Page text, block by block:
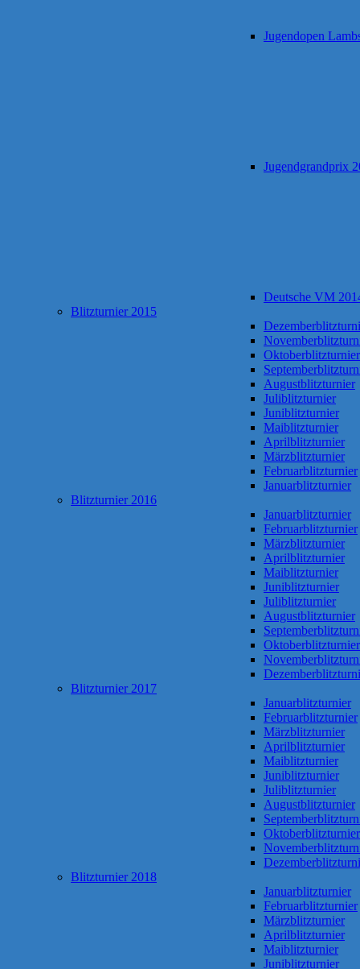
Jugendopen
Jugendgrandprix
Deutsche VM
Blitzturnier 2015
Oktoberblitzturnier
Augustblitzturnier
Juliblitzturnier
Juniblitzturnier
Maiblitzturnier
Aprilblitzturnier
Märzblitzturnier
Februarblitzturnier
Januarblitzturnier
Blitzturnier 2016
Januarblitzturnier
Februarblitzturnier
Märzblitzturnier
Aprilblitzturnier
Maiblitzturnier
Juniblitzturnier
Juliblitzturnier
Augustblitzturnier
Oktoberblitzturnier
Blitzturnier 2017
Januarblitzturnier
Februarblitzturnier
Märzblitzturnier
Aprilblitzturnier
Maiblitzturnier
Juniblitzturnier
Juliblitzturnier
Augustblitzturnier
Oktoberblitzturnier
Blitzturnier 2018
Januarblitzturnier
Februarblitzturnier
Märzblitzturnier
Aprilblitzturnier
Maiblitzturnier
Juniblitzturnier